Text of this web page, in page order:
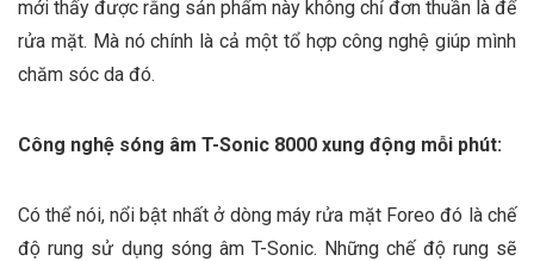
mới thấy được rằng sản phẩm này không chỉ đơn thuần là để
rửa mặt. Mà nó chính là cả một tổ hợp công nghệ giúp mình
chăm sóc da đó.
Công nghệ sóng âm T-Sonic 8000 xung động mỗi phút:
Có thể nói, nổi bật nhất ở dòng máy rửa mặt Foreo đó là chế
độ rung sử dụng sóng âm T-Sonic. Những chế độ rung sẽ